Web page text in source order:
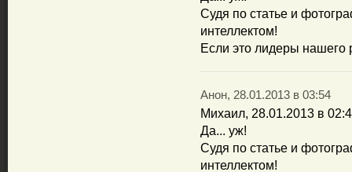
Судя по статье и
интеллектом!
Если это лидеры нашего
Анон, 28.01.2013 в 03:54
Михаил, 28.01.2013 в
Да... уж!
Судя по статье и
интеллектом!